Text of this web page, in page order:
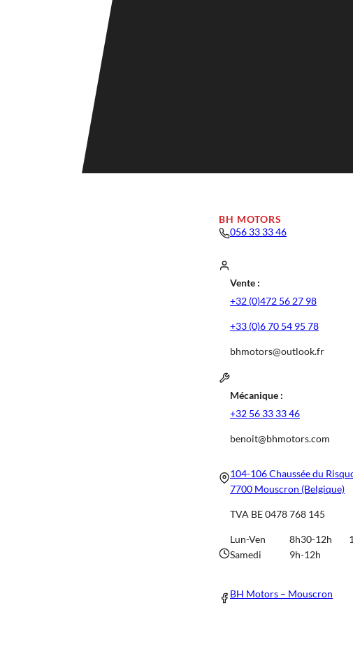
BH MOTORS
056 33 33 46
Vente :
+32 (0)472 56 27 98
+33 (0)6 70 54 95 78
bhmotors@outlook.fr
Mécanique :
+32 56 33 33 46
benoit@bhmotors.com
104-106 Chaussée du
7700 Mouscron (Belgique)
TVA BE 0478 768 145
Lun-Ven 8h30-12h
Samedi
9h-12h
BH Motors – Mouscron